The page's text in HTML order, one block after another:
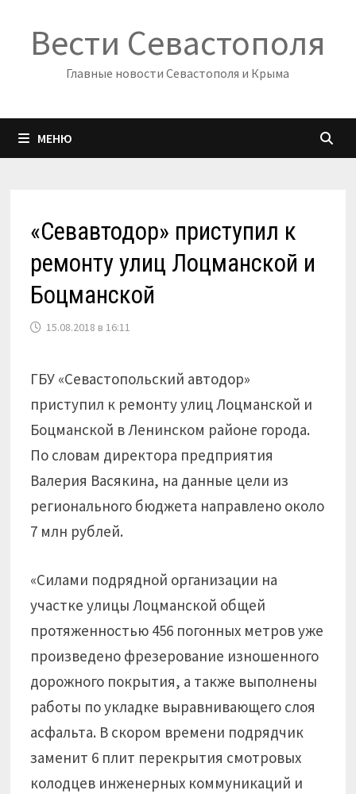
содержимому
Вести Севастополя
Главные новости Севастополя и Крыма
МЕНЮ
«Севавтодор» приступил к
ремонту улиц Лоцманской и
Боцманской
15.08.2018 в 16:11
ГБУ «Севастопольский автодор»
приступил к ремонту улиц Лоцманской и
Боцманской в Ленинском районе города.
По словам директора предприятия
Валерия Васякина, на данные цели из
регионального бюджета направлено около
7 млн рублей.
«Силами подрядной организации на
участке улицы Лоцманской общей
протяженностью 456 погонных метров уже
произведено фрезерование изношенного
дорожного покрытия, а также выполнены
работы по укладке выравнивающего слоя
асфальта. В скором времени подрядчик
заменит 6 плит перекрытия смотровых
колодцев инженерных коммуникаций и